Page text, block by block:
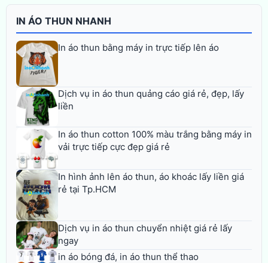
IN ÁO THUN NHANH
In áo thun bằng máy in trực tiếp lên áo
Dịch vụ in áo thun quảng cáo giá rẻ, đẹp, lấy
liền
In áo thun cotton 100% màu trắng bằng máy in
vải trực tiếp cực đẹp giá rẻ
In hình ảnh lên áo thun, áo khoác lấy liền giá
rẻ tại Tp.HCM
Dịch vụ in áo thun chuyển nhiệt giá rẻ lấy
ngay
in áo bóng đá, in áo thun thể thao